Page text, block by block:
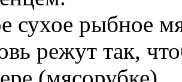
сухое рыбное
режут так,